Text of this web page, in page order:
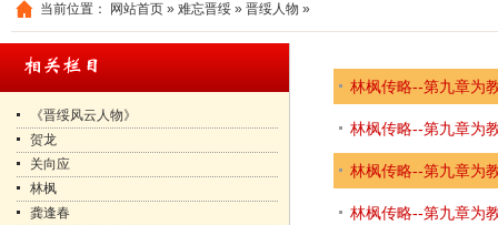
当前位置： 网站首页 » 难忘晋绥 » 晋绥人物 »
《晋绥风云人物》
贺龙
关向应
林枫
龚逢春
林枫传略--第九章为
林枫传略--第九章为
林枫传略--第九章为
林枫传略--第九章为